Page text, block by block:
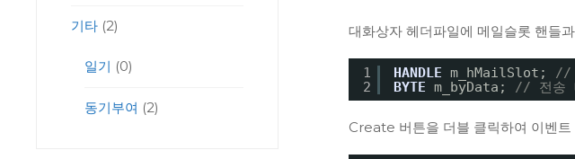
대화상자 헤더파일에 메일슬롯 핸들
1
2
HANDLE m_hMailSlot;
//
BYTE m_byData; // 전송
Create 버튼을 더블 클릭하여 이벤
기타(2)
일기 (0)
동기부여 (2)